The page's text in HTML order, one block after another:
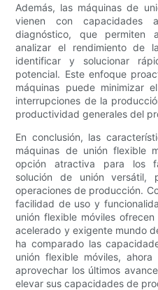
Además, las máquinas de
vienen con capacidades
diagnóstico, que permiten
analizar el rendimiento de
identificar y solucionar
potencial. Este enfoque
máquinas puede minimizar
interrupciones de la
productividad generales del
En conclusión, las
máquinas de unión flexible
opción atractiva para los
solución de unión versátil,
operaciones de producción.
facilidad de uso y
unión flexible móviles
acelerado y exigente mundo
ha comparado las
unión flexible móviles,
aprovechar los últimos
elevar sus capacidades de